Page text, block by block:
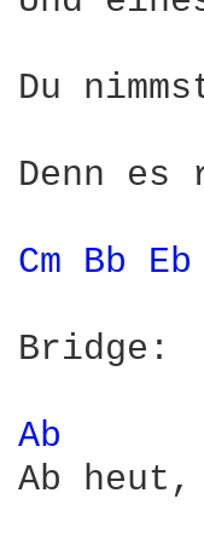
Du
Denn
Cm Bb Eb
Bridge:
Ab
Ab